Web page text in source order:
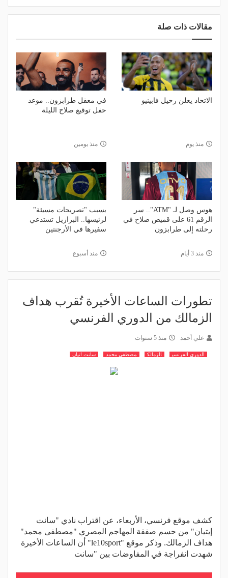
مقالات ذات صلة
الاتحاد يعلن رحيل فابينيو
منذ يوم
في معقل طرابزون.. موعد
حفل توقيع صلاح الليلة
منذ يومين
هوس وصل لـ "ATM".. سر
الرقم 61 على قميص صلاح في
رحلته إلى طرابزون
منذ 3 أيام
بسبب "تصريحات مسيئة"
لرئيسها.. البرازيل تستدعي
سفيرها في الأرجنتين
منذ أسبوع
تطورات الساعات الأخيرة تُقرب هداف
الزمالك من الدوري الفرنسي
علي أحمد منذ 5 سنوات
الدوري الفرنسي الزمالك مصطفى محمد سانت اتيان
كشف موقع فرنسي، الأربعاء، عن اقتراب نادي "سانت
إيتيان" من حسم صفقة المهاجم المصري "مصطفى محمد"
هداف الزمالك. وذكر موقع "le10sport" أن الساعات الأخيرة
شهدت انفراجة في المفاوضات بين "سانت